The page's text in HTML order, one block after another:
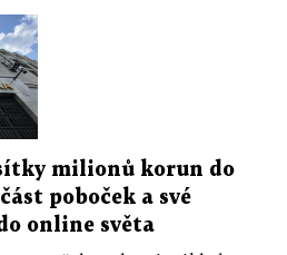
milionů korun do
poboček a své
online světa